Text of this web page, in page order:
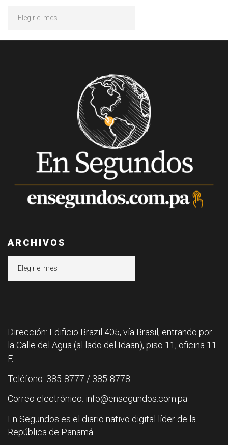
ARCHIVOS
Dirección: Edificio Brazil 405, vía Brasil, entrando por
la Calle del Agua (al lado del Idaan), piso 11, oficina 11
F.
Teléfono: 385-8777 / 385-8778
Correo electrónico: info@ensegundos.com.pa
En Segundos es el diario nativo digital líder de la
República de Panamá.